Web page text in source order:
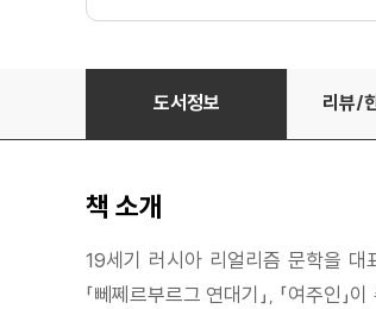
뻬쩨르부르그 연대기 외 - 열린책들
도서정보 리뷰/
책 소개
19세기 러시아 리얼리즘 문학을 대
「뻬쩨르부르그 연대기」, 「여주인